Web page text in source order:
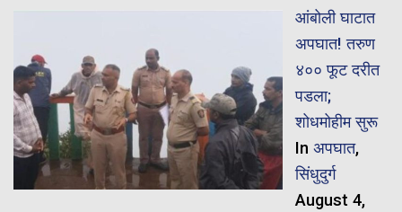
आंबोली घाटात
अपघात! तरुण
४०० फूट दरीत
पडला;
शोधमोहीम सुरू
In अपघात,
सिंधुदुर्ग
August 4,